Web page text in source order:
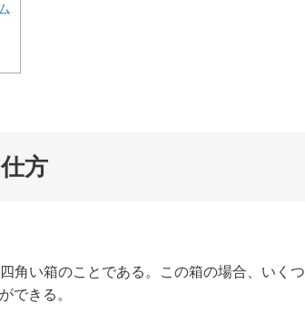
方
角い箱のことである。この箱の場合、いくつ
できる。